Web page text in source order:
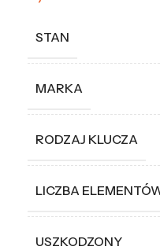
STAN
MARKA
RODZAJ KLUCZA
LICZBA
USZKODZONY